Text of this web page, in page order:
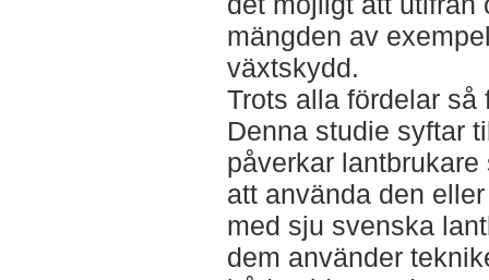
mängden av
växtskydd.
Trots alla fördelar så
Denna studie syftar
påverkar
att använda den
med sju svenska
dem använder